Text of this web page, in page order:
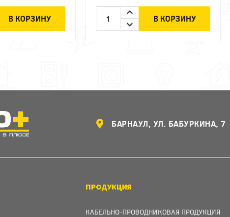
В КОРЗИНУ В КОРЗИНУ
БАРНАУЛ, УЛ. БАБУРКИНА, 7
ПРОДУКЦИЯ
КАБЕЛЬНО-ПРОВОДНИКОВАЯ ПРОДУКЦИЯ